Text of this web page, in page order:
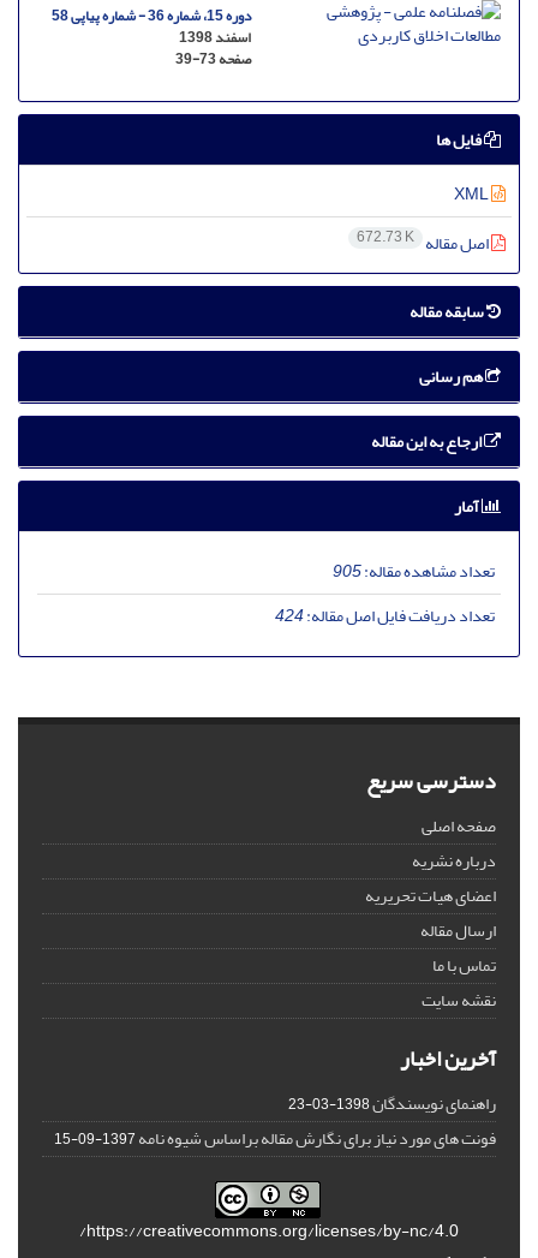
دوره 15، شماره 36 - شماره پیاپی 58
اسفند 1398
صفحه39-73
فایل ها
اصل مقاله 672.73 K
سابقه مقاله
هم رسانی
ارجاع به این مقاله
آمار
تعداد مشاهده مقاله:905
تعداد دریافت فایل اصل مقاله:424
دسترسی سریع
صفحه اصلی
درباره نشریه
اعضای هیات تحریریه
ارسال مقاله
تماس با ما
نقشه سایت
آخرین اخبار
راهنمای نویسندگان1398-03-23
فونت های مورد نیاز برای نگارش مقاله براساس شیوه نامه1397-09-15
https://creativecommons.org/licenses/by-nc/4.0/